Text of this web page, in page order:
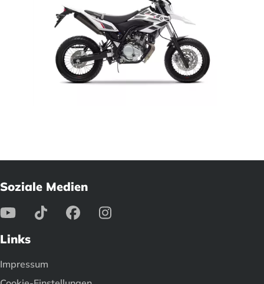
Soziale Medien
Links
Impressum